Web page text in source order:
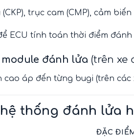
trục cam (CMP), cảm
ECU tính toán thời điểm đánh
đánh lửa (trên xe
cao áp đến từng bugi (trên các
thống đánh lửa
ĐẶC